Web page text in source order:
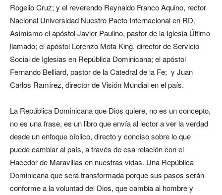
Rogelio Cruz; y el reverendo Reynaldo Franco Aquino, rector
Nacional Universidad Nuestro Pacto Internacional en RD.
Asimismo el apóstol Javier Paulino, pastor de la Iglesia Último
llamado; el apóstol Lorenzo Mota King, director de Servicio
Social de Iglesias en República Dominicana; el apóstol
Fernando Belliard, pastor de la Catedral de la Fe; y Juan
Carlos Ramírez, director de Visión Mundial en el país.
La República Dominicana que Dios quiere, no es un concepto,
no es una frase, es un libro que envía al lector a ver la verdad
desde un enfoque bíblico, directo y conciso sobre lo que
puede cambiar al país, a través de esa relación con el
Hacedor de Maravillas en nuestras vidas. Una República
Dominicana que será transformada porque sus pasos serán
conforme a la voluntad del Dios, que cambia al hombre y